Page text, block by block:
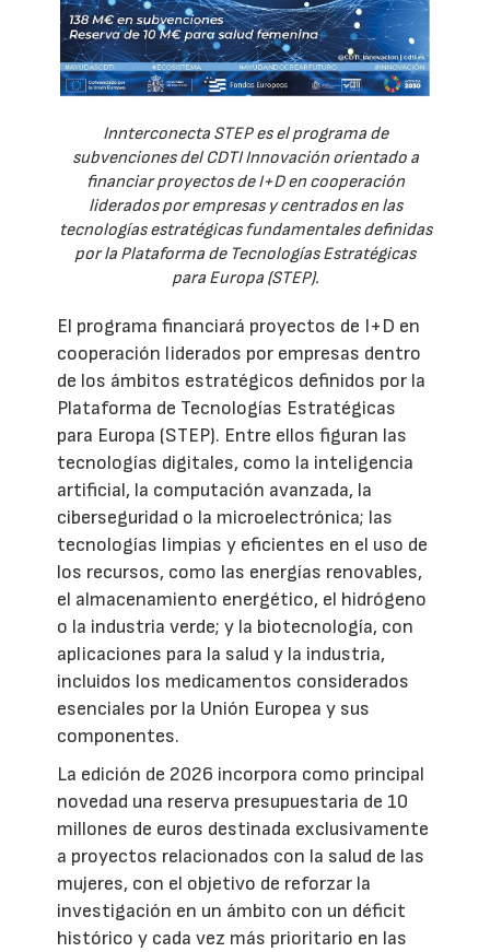
Innterconecta STEP es el programa de
subvenciones del CDTI Innovación orientado a
financiar proyectos de I+D en cooperación
liderados por empresas y centrados en las
tecnologías estratégicas fundamentales definidas
por la Plataforma de Tecnologías Estratégicas
para Europa (STEP).
El programa financiará proyectos de I+D en
cooperación liderados por empresas dentro
de los ámbitos estratégicos definidos por la
Plataforma de Tecnologías Estratégicas
para Europa (STEP). Entre ellos figuran las
tecnologías digitales, como la inteligencia
artificial, la computación avanzada, la
ciberseguridad o la microelectrónica; las
tecnologías limpias y eficientes en el uso de
los recursos, como las energías renovables,
el almacenamiento energético, el hidrógeno
o la industria verde; y la biotecnología, con
aplicaciones para la salud y la industria,
incluidos los medicamentos considerados
esenciales por la Unión Europea y sus
componentes.
La edición de 2026 incorpora como principal
novedad una reserva presupuestaria de 10
millones de euros destinada exclusivamente
a proyectos relacionados con la salud de las
mujeres, con el objetivo de reforzar la
investigación en un ámbito con un déficit
histórico y cada vez más prioritario en las